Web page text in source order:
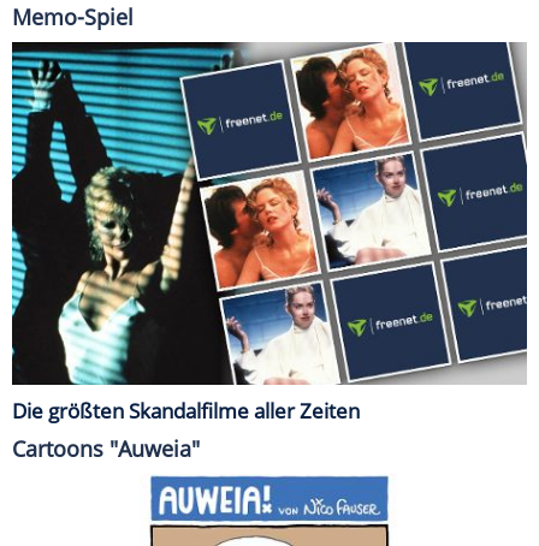
Memo-Spiel
Die größten Skandalfilme aller Zeiten
Cartoons "Auweia"